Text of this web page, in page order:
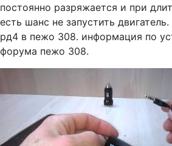
постоянно разряжается и при
есть шанс не запустить
рд4 в пежо 308. информация по
форума пежо 308.